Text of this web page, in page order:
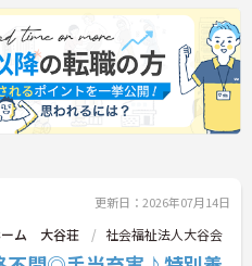
更新日：2026年07月14日
ーム 大谷荘 社会福祉法人大谷会